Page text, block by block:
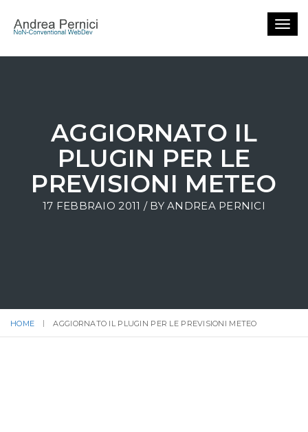
AGGIORNATO IL
PLUGIN PER LE
PREVISIONI METEO
17 FEBBRAIO 2011 / BYANDREA PERNICI
HOME AGGIORNATO IL PLUGIN PER LE PREVISIONI METEO